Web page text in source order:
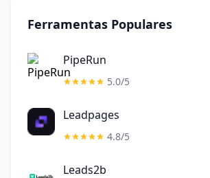
Ferramentas Populares
PipeRun
5.0/5
Leadpages
4.8/5
Leads2b